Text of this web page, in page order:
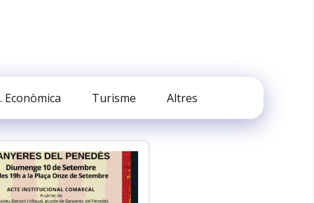
Econòmica Turisme Altres